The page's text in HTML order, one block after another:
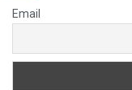
Email